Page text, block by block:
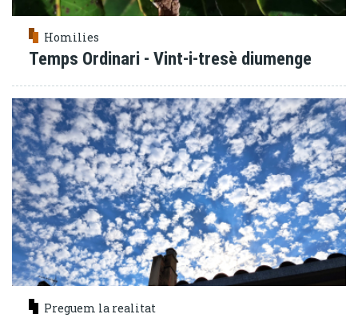
Homilies
Temps Ordinari - Vint-i-tresè diumenge
Preguem la realitat